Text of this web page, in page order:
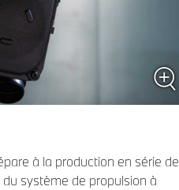
à la production en série de
système de propulsion à